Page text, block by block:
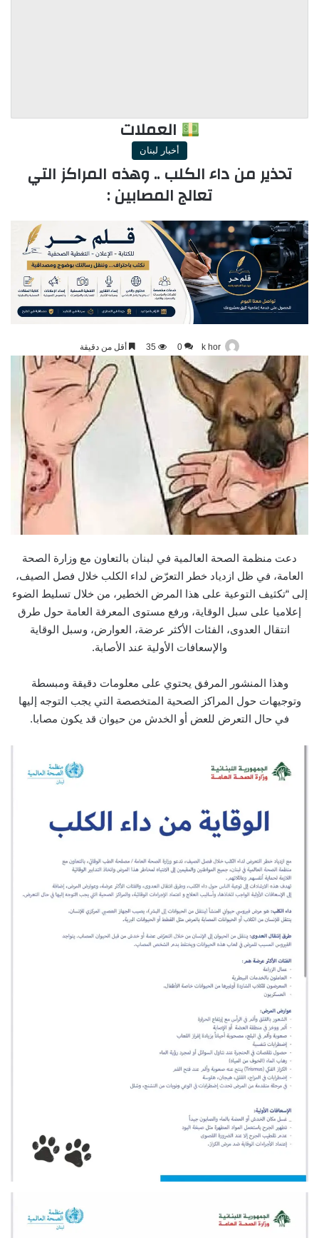
العملات
أخبار لبنان
تحذير من داء الكلب .. وهذه المراكز التي
تعالج المصابين :
k hor
0
35 أقل من دقيقة
دعت منظمة الصحة العالمية في لبنان بالتعاون مع وزارة الصحة
العامة، في ظل ازدياد خطر التعرّض لداء الكلب خلال فصل الصيف،
إلى “تكثيف التوعية على هذا المرض الخطير، من خلال تسليط الضوء
إعلاميا على سبل الوقاية، ورفع مستوى المعرفة العامة حول طرق
انتقال العدوى، الفئات الأكثر عرضة، العوارض، وسبل الوقاية
والإسعافات الأولية عند الأصابة.
وهذا المنشور المرفق يحتوي على معلومات دقيقة ومبسطة
وتوجيهات حول المراكز الصحية المتخصصة التي يجب التوجه إليها
في حال التعرض للعض أو الخدش من حيوان قد يكون مصابا.